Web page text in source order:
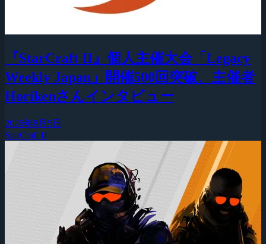
『StarCraft II』個人主催大会「Legacy
Weekly Japan」開催500回突破、主催者
Horikenさんインタビュー
2026年8月5日
StarCraft II